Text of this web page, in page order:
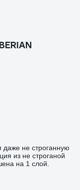
не строганную
из не строганой
на 1 слой.